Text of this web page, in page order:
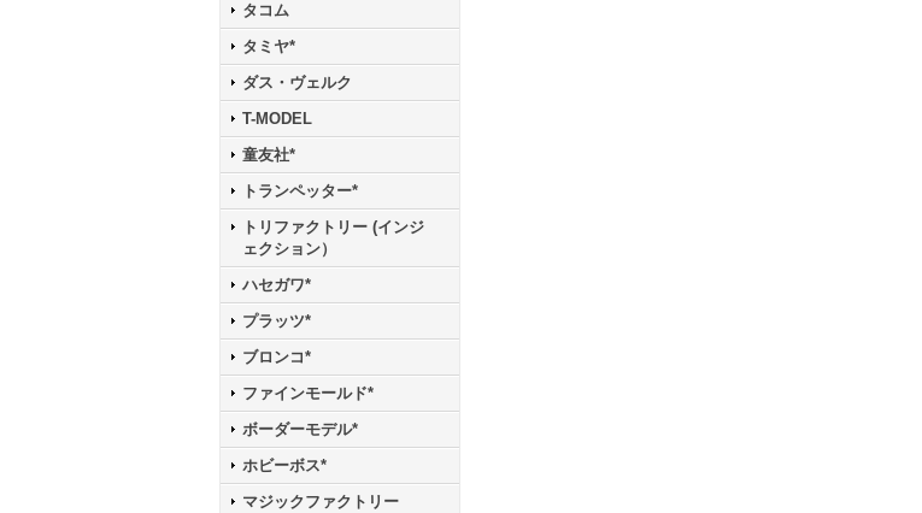
タコム
タミヤ*
ダス・ヴェルク
T-MODEL
童友社*
トランペッター*
トリファクトリー (インジ
ェクション）
ハセガワ*
プラッツ*
ブロンコ*
ファインモールド*
ボーダーモデル*
ホビーボス*
マジックファクトリー